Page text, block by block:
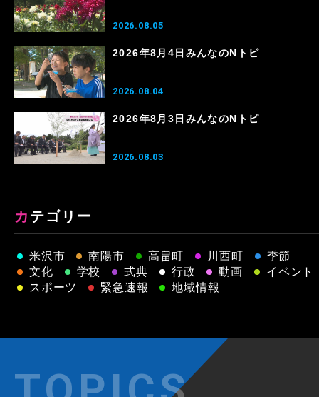
2026.08.05
2026年8月4日みんなのNトピ
2026.08.04
2026年8月3日みんなのNトピ
2026.08.03
カテゴリー
米沢市 南陽市 高畠町 川西町
季節
文化
学校 式典 行政 動画
イベント
スポーツ
緊急速報 地域情報